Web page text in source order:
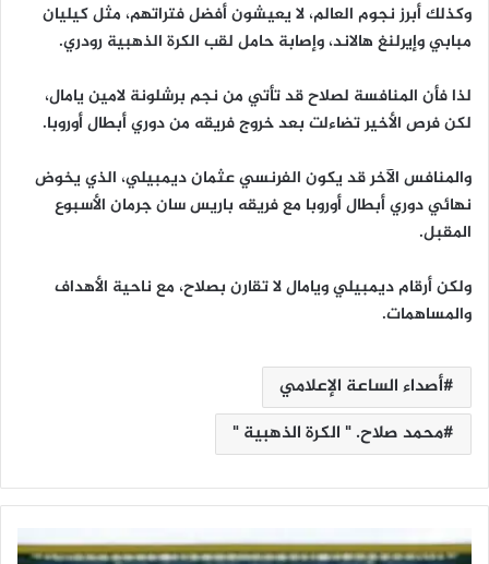
وكذلك أبرز نجوم العالم، لا يعيشون أفضل فتراتهم، مثل كيليان
مبابي وإيرلنغ هالاند، وإصابة حامل لقب الكرة الذهبية رودري.
لذا فأن المنافسة لصلاح قد تأتي من نجم برشلونة لامين يامال،
لكن فرص الأخير تضاءلت بعد خروج فريقه من دوري أبطال أوروبا.
والمنافس الآخر قد يكون الفرنسي عثمان ديمبيلي، الذي يخوض
نهائي دوري أبطال أوروبا مع فريقه باريس سان جرمان الأسبوع
المقبل.
ولكن أرقام ديمبيلي ويامال لا تقارن بصلاح، مع ناحية الأهداف
والمساهمات.
أصداء الساعة الإعلامي
محمد صلاح. " الكرة الذهبية "
ل